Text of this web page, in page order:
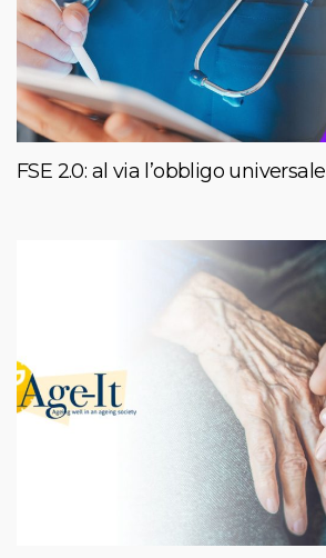
FSE 2.0: al via l’obbligo universale